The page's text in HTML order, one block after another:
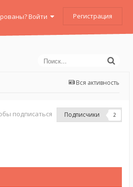
Войти Регистрация
Вся активность
подписаться Подписчики 2